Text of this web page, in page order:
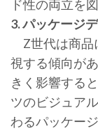
ド性の両立を
3. パッケージ
Z世代は商品
視する傾向が
きく影響する
ツのビジュア
わるパッケー